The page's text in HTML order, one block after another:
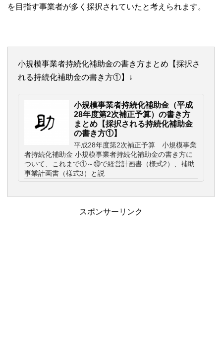
を目指す事業者が多く採択されていたと考えられます。
小規模事業者持続化補助金の書き方まとめ【採択さ
れる持続化補助金の書き方①】↓
小規模事業者持続化補助金（平成
28年度第2次補正予算）の書き方
まとめ【採択される持続化補助金
の書き方①】
平成28年度第2次補正予算 小規模事業
者持続化補助金 小規模事業者持続化補助金の書き方に
ついて、これまで①～⑩で経営計画書（様式2）、補助
事業計画書（様式3）と説
スポンサーリンク